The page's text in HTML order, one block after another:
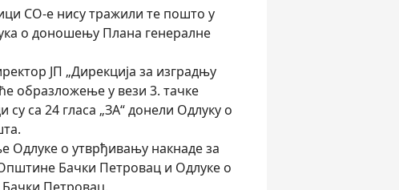
СО-е нису тражили те пошто у
о доношењу Плана генералне
ЈП „Дирекција за изградњу
образложење у вези 3. тачке
са 24 гласа „ЗА“ донели Одлуку о
Одлуке о утврђивању накнаде за
Бачки Петровац и Одлуке о